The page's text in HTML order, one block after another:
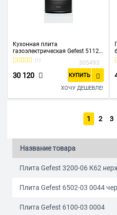
Кухонная плита
газоэлектрическая Gefest 5112-
02
(1) 305493
30 120 КУПИТЬ
ХОЧУ ДЕШЕВЛЕ!
1 2 3
Название товара
Плита Gefest 3200-06 К62
Плита Gefest 6502-03 0044
Плита Gefest 6100-03 0004